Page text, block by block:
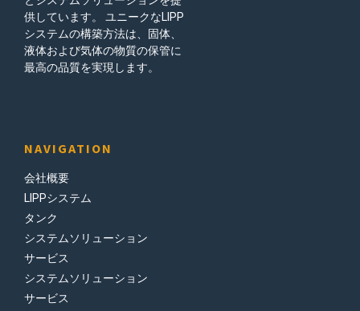
シ
ョ
供しています。 ユニークなLIPP
システムの構築方法は、固体、
液体および気体の物質の保管に
最高の品質を実現します。
NAVIGATION
会社概要
LIPPシステム
タンク
システムソリューション
サービス
システムソリューション
サービス